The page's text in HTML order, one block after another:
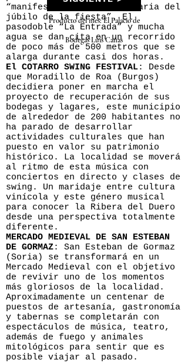
“manifestación extraordinaria del
júbilo de la fiesta”. El
pasodoble “La Entrada” y mucha
agua se dan cita en un recorrido
de poco más de 500 metros que se
alarga durante casi dos horas.
El COTARRO SWING FESTIVAL: Desde
que Moradillo de Roa (Burgos)
decidiera poner en marcha el
proyecto de recuperación de sus
bodegas y lagares, este municipio
de alrededor de 200 habitantes no
ha parado de desarrollar
actividades culturales que han
puesto en valor su patrimonio
histórico. La localidad se moverá
al ritmo de esta música con
conciertos en directo y clases de
swing. Un maridaje entre cultura
vinícola y este género musical
para conocer la Ribera del Duero
desde una perspectiva totalmente
diferente.
MERCADO MEDIEVAL DE SAN ESTEBAN
DE GORMAZ: San Esteban de Gormaz
(Soria) se transformará en un
Mercado Medieval con el objetivo
de revivir uno de los momentos
más gloriosos de la localidad.
Aproximadamente un centenar de
puestos de artesanía, gastronomía
y tabernas se completarán con
espectáculos de música, teatro,
además de fuego y animales
mitológicos para sentir que es
posible viajar al pasado.
Producto del mes: El Palacio de
Bodegas Luis Cañas